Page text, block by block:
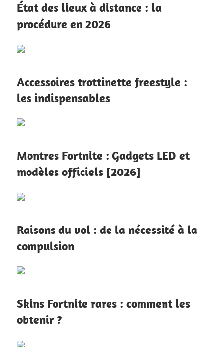
État des lieux à distance : la
procédure en 2026
Accessoires trottinette freestyle :
les indispensables
Montres Fortnite : Gadgets LED et
modèles officiels [2026]
Raisons du vol : de la nécessité à la
compulsion
Skins Fortnite rares : comment les
obtenir ?